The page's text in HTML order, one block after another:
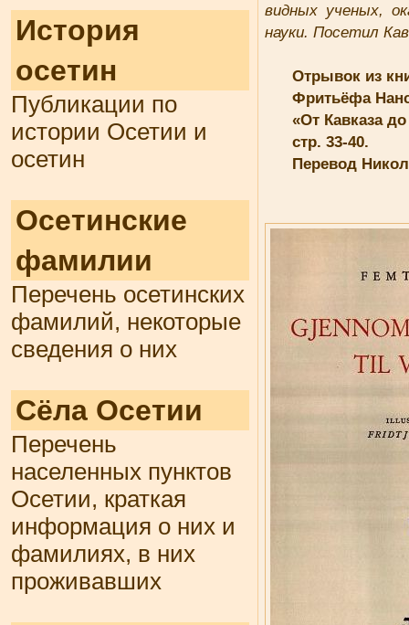
История
осетин
Публикации по
истории Осетии и
осетин
Осетинские
фамилии
Перечень осетинских
фамилий, некоторые
сведения о них
Сёла Осетии
Перечень
населенных пунктов
Осетии, краткая
информация о них и
фамилиях, в них
проживавших
видных ученых,
науки. Посетил
Отрывок из
Фритьёфа
«От Кавказа
стр. 33-40.
Перевод